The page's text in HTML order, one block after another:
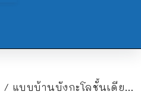
/ แบบบ้านบังกะโลชั้นเดียว หลังคาทรงจั่วซ้อน เรียบง่ายกะทัดรัด ในขนาด 1 ห้องนอน 1 ห้องน้ำ